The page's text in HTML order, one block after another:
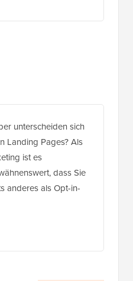
unterscheiden sich
Landing Pages? Als
ist es
dass Sie
anderes als Opt-in-